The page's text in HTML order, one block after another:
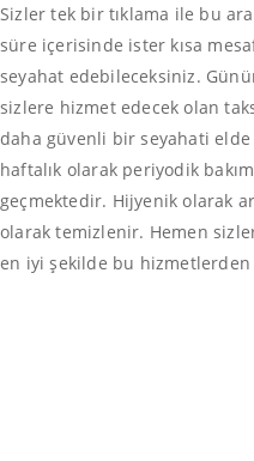
Sizler tek bir tıklama ile bu
süre içerisinde ister kısa
seyahat edebileceksiniz.
sizlere hizmet edecek olan
daha güvenli bir seyahati elde
haftalık olarak periyodik
geçmektedir. Hijyenik olarak
olarak temizlenir. Hemen
en iyi şekilde bu